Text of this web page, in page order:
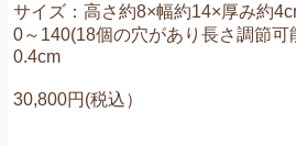
サイズ：高さ約8×幅約14×厚み約
0～140(18個の穴があり長さ調節可
0.4cm
30,800円(税込）